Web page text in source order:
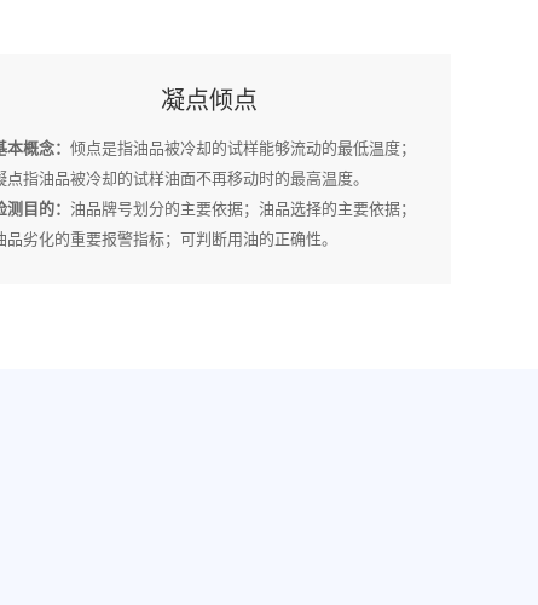
凝点倾点
本概念： 倾点是指油品被冷却的试样能够流动的最低温度；
点指油品被冷却的试样油面不再移动时的最高温度。
测目的： 油品牌号划分的主要依据；油品选择的主要依据；
品劣化的重要报警指标；可判断用油的正确性。